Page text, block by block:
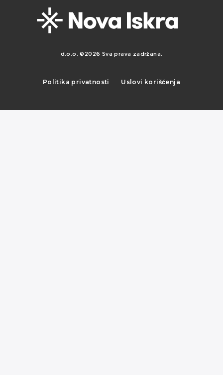
d.o.o. ©2026 Sva prava zadržana.
Politika privatnosti Uslovi korišćenja